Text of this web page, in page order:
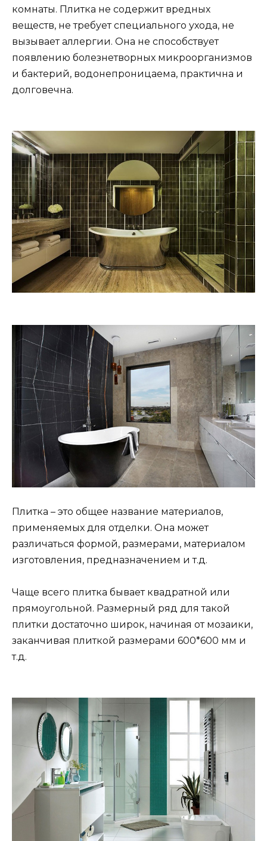
комнаты. Плитка не содержит вредных
веществ, не требует специального ухода, не
вызывает аллергии. Она не способствует
появлению болезнетворных микроорганизмов
и бактерий, водонепроницаема, практична и
долговечна.
Плитка – это общее название материалов,
применяемых для отделки. Она может
различаться формой, размерами, материалом
изготовления, предназначением и т.д.
Чаще всего плитка бывает квадратной или
прямоугольной. Размерный ряд для такой
плитки достаточно широк, начиная от мозаики,
заканчивая плиткой размерами 600*600 мм и
т.д.